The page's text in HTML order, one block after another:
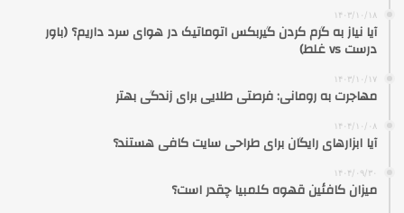
۱۴۰۳/۱۰/۱۸
آیا نیاز به گرم کردن گیربکس اتوماتیک در هوای سرد داریم؟ (باور
درست vs غلط)
۱۴۰۳/۱۰/۱۷
مهاجرت به رومانی: فرصتی طلایی برای زندگی بهتر
۱۴۰۴/۱۰/۰۸
آیا ابزارهای رایگان برای طراحی سایت کافی هستند؟
۱۴۰۴/۰۹/۳۰
میزان کافئین قهوه کلمبیا چقدر است؟